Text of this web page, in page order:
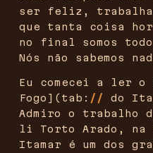
ser feliz,
que tanta coisa
no final somos
Nós não sabemos
Eu comecei a ler
Fogo ](tab: //
do
Admiro o trabalho
li Torto Arado, na
Itamar é um dos